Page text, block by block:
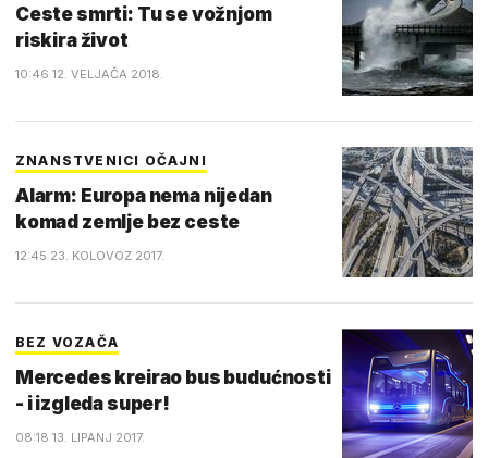
Ceste smrti: Tu se vožnjom
riskira život
10:46 12. VELJAČA 2018.
ZNANSTVENICI OČAJNI
Alarm: Europa nema nijedan
komad zemlje bez ceste
12:45 23. KOLOVOZ 2017.
BEZ VOZAČA
Mercedes kreirao bus budućnosti
- i izgleda super!
08:18 13. LIPANJ 2017.